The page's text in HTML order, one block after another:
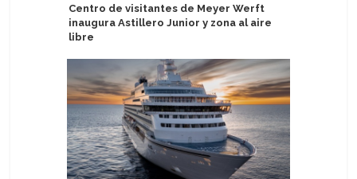
Centro de visitantes de Meyer Werft
inaugura Astillero Junior y zona al aire
libre